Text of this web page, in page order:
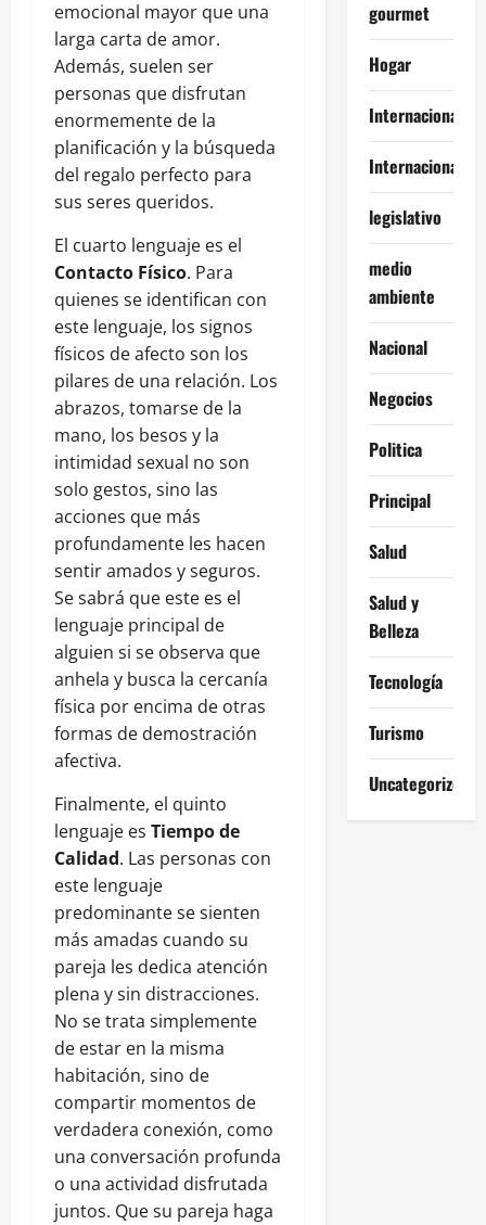
emocional mayor que una
larga carta de amor.
Además, suelen ser
personas que disfrutan
enormemente de la
planificación y la búsqueda
del regalo perfecto para
sus seres queridos.
El cuarto lenguaje es el
Contacto Físico. Para
quienes se identifican con
este lenguaje, los signos
físicos de afecto son los
pilares de una relación. Los
abrazos, tomarse de la
mano, los besos y la
intimidad sexual no son
solo gestos, sino las
acciones que más
profundamente les hacen
sentir amados y seguros.
Se sabrá que este es el
lenguaje principal de
alguien si se observa que
anhela y busca la cercanía
física por encima de otras
formas de demostración
afectiva.
Finalmente, el quinto
lenguaje es Tiempo de
Calidad. Las personas con
este lenguaje
predominante se sienten
más amadas cuando su
pareja les dedica atención
plena y sin distracciones.
No se trata simplemente
de estar en la misma
habitación, sino de
compartir momentos de
verdadera conexión, como
una conversación profunda
o una actividad disfrutada
juntos. Que su pareja haga
gourmet
Hogar
Internacional
Internacionales
legislativo
medio
ambiente
Nacional
Negocios
Politica
Principal
Salud
Salud y
Belleza
Tecnología
Turismo
Uncategorized